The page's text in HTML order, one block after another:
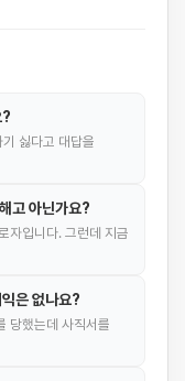
싫다고 대답을
고 아닌가요?
자입니다. 그런데 지금
은 없나요?
당했는데 사직서를